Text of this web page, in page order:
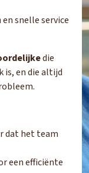
snelle service
die
is, en die altijd
dat het team
een efficiënte